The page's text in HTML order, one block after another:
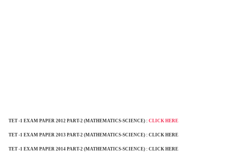
TET -1 EXAM PAPER 2012 PART-2 (MATHEMATICS-SCIENCE) : CLICK HERE
TET -1 EXAM PAPER 2013 PART-2 (MATHEMATICS-SCIENCE) : CLICK HERE
TET -1 EXAM PAPER 2014 PART-2 (MATHEMATICS-SCIENCE) : CLICK HERE